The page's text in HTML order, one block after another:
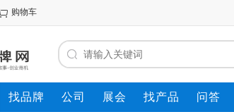
购物车
找品牌 公司 展会 找产品 问答